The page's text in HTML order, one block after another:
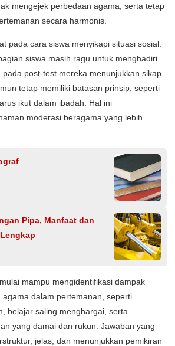
mengejek perbedaan agama, serta tetap
secara harmonis.
pada cara siswa menyikapi situasi sosial.
siswa masih ragu untuk menghadiri
post-test mereka menunjukkan sikap
tetap memiliki batasan prinsip, seperti
ikut dalam ibadah. Hal ini
moderasi beragama yang lebih
Pipa, Manfaat dan
mampu mengidentifikasi dampak
agama dalam pertemanan, seperti
belajar saling menghargai, serta
yang damai dan rukun. Jawaban yang
jelas, dan menunjukkan pemikiran